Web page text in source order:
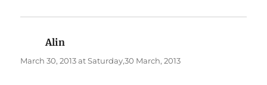
Alin
March 30, 2013 at Saturday,30 March, 2013